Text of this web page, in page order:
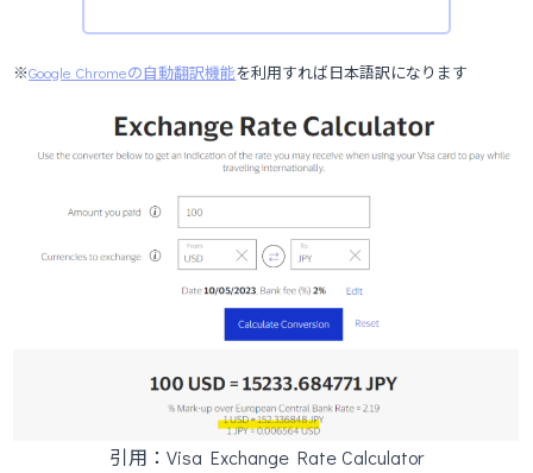
※Google Chromeの自動翻訳機能を利用すれば日本語訳になります
引用：Visa Exchange Rate Calculator